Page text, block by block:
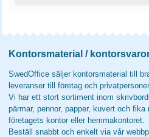
Kontorsmaterial /
SwedOffice säljer kontorsmaterial till
leveranser till företag och
Vi har ett stort sortiment inom
pärmar, pennor, papper, kuvert och fika
företagets kontor eller hemmakontoret.
Beställ snabbt och enkelt via vår